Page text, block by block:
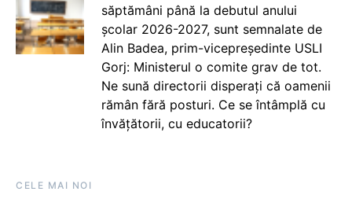
săptămâni până la debutul anului
școlar 2026-2027, sunt semnalate de
Alin Badea, prim-vicepreședinte USLI
Gorj: Ministerul o comite grav de tot.
Ne sună directorii disperați că oamenii
rămân fără posturi. Ce se întâmplă cu
învățătorii, cu educatorii?
CELE MAI NOI